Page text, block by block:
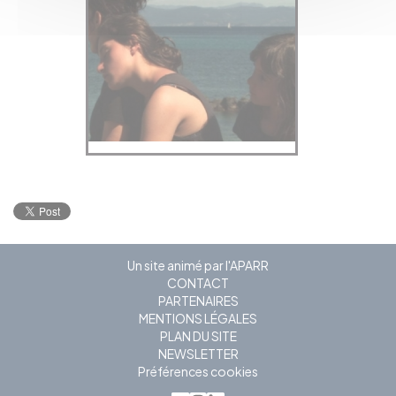
Un site animé par l'APARR
CONTACT
PARTENAIRES
MENTIONS LÉGALES
PLAN DU SITE
NEWSLETTER
Préférences cookies